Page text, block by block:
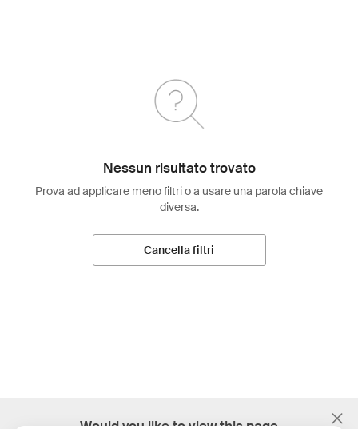
Nessun risultato trovato
Prova ad applicare meno filtri o a usare una parola chiave
diversa.
Cancella filtri